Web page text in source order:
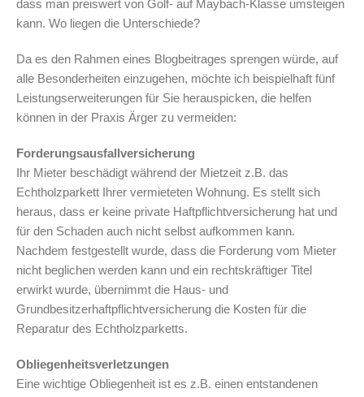
dass man preiswert von Golf- auf Maybach-Klasse umsteigen
kann. Wo liegen die Unterschiede?
Da es den Rahmen eines Blogbeitrages sprengen würde, auf
alle Besonderheiten einzugehen, möchte ich beispielhaft fünf
Leistungserweiterungen für Sie herauspicken, die helfen
können in der Praxis Ärger zu vermeiden:
Forderungsausfallversicherung
Ihr Mieter beschädigt während der Mietzeit z.B. das
Echtholzparkett Ihrer vermieteten Wohnung. Es stellt sich
heraus, dass er keine private Haftpflichtversicherung hat und
für den Schaden auch nicht selbst aufkommen kann.
Nachdem festgestellt wurde, dass die Forderung vom Mieter
nicht beglichen werden kann und ein rechtskräftiger Titel
erwirkt wurde, übernimmt die Haus- und
Grundbesitzerhaftpflichtversicherung die Kosten für die
Reparatur des Echtholzparketts.
Obliegenheitsverletzungen
Eine wichtige Obliegenheit ist es z.B. einen entstandenen